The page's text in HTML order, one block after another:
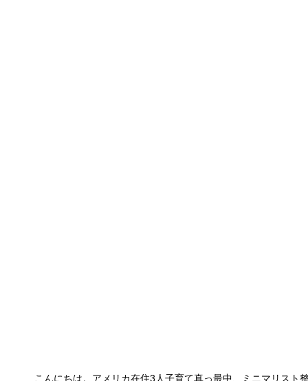
こんにちは。アメリカ在住3人子育て真っ最中、ミニマリスト